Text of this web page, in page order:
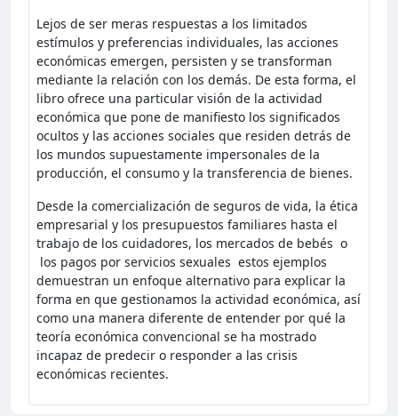
Lejos de ser meras respuestas a los limitados
estímulos y preferencias individuales, las acciones
económicas emergen, persisten y se transforman
mediante la relación con los demás. De esta forma, el
libro ofrece una particular visión de la actividad
económica que pone de manifiesto los significados
ocultos y las acciones sociales que residen detrás de
los mundos supuestamente impersonales de la
producción, el consumo y la transferencia de bienes.
Desde la comercialización de seguros de vida, la ética
empresarial y los presupuestos familiares hasta el
trabajo de los cuidadores, los mercados de bebés o
los pagos por servicios sexuales estos ejemplos
demuestran un enfoque alternativo para explicar la
forma en que gestionamos la actividad económica, así
como una manera diferente de entender por qué la
teoría económica convencional se ha mostrado
incapaz de predecir o responder a las crisis
económicas recientes.